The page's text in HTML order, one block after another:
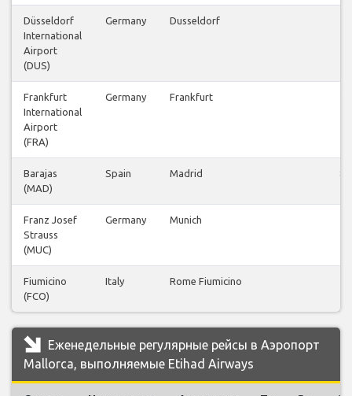
Düsseldorf
International
Airport
(DUS)
Germany Dusseldorf
Frankfurt
International
Airport
(FRA)
Germany Frankfurt
Barajas
(MAD)
Spain Madrid 80
Franz Josef
Strauss
(MUC)
Germany Munich
Fiumicino
(FCO)
Italy Rome Fiumicino
Еженедельные регулярные рейсы в Аэропорт
Mallorca, выполняемые Etihad Airways